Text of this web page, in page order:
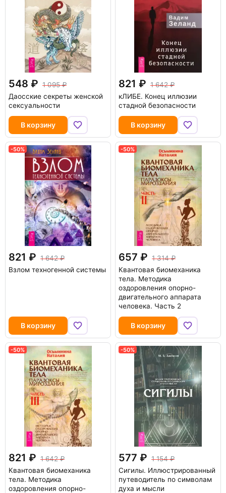
548
1 095
Даосские секреты женской
сексуальности
В корзину
821
1 642
кЛИБЕ. Конец иллюзии
стадной безопасности
В корзину
-50%
821
1 642
Взлом техногенной системы
В корзину
-50%
657
1 314
Квантовая биомеханика
тела. Методика
оздоровления опорно-
двигательного аппарата
человека. Часть 2
В корзину
-50%
821
1 642
Квантовая биомеханика
тела. Методика
оздоровления опорно-
-50%
577
1 154
Сигилы. Иллюстрированный
путеводитель по символам
духа и мысли